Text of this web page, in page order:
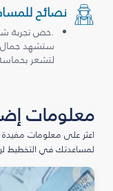
نصائح
.خض تجربة
ستشهد جمال
لتشعر
معلومات
اعثر على معلومات مفيدة
لمساعدتك في التخطيط